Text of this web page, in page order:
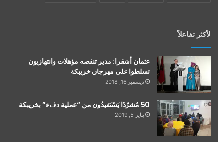
لأكثر تفاعلاً
عثمان أشقرا: مدير تنقصه مؤهلات وانتهازيون
تسلطوا على مهرجان خريبكة
ديسمبر 16, 2018
50 مُشرّدًا يَسْتَفيدُون من “عملية دفء” بخريبكة
يناير 5, 2019